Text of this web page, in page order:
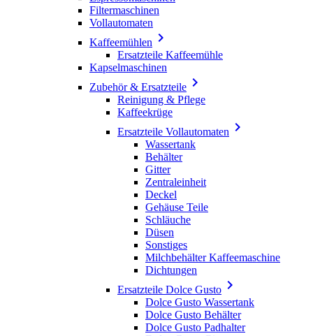
Filtermaschinen
Vollautomaten
Kaffeemühlen 
Ersatzteile Kaffeemühle
Kapselmaschinen
Zubehör & Ersatzteile 
Reinigung & Pflege
Kaffeekrüge
Ersatzteile Vollautomaten 
Wassertank
Behälter
Gitter
Zentraleinheit
Deckel
Gehäuse Teile
Schläuche
Düsen
Sonstiges
Milchbehälter Kaffeemaschine
Dichtungen
Ersatzteile Dolce Gusto 
Dolce Gusto Wassertank
Dolce Gusto Behälter
Dolce Gusto Padhalter